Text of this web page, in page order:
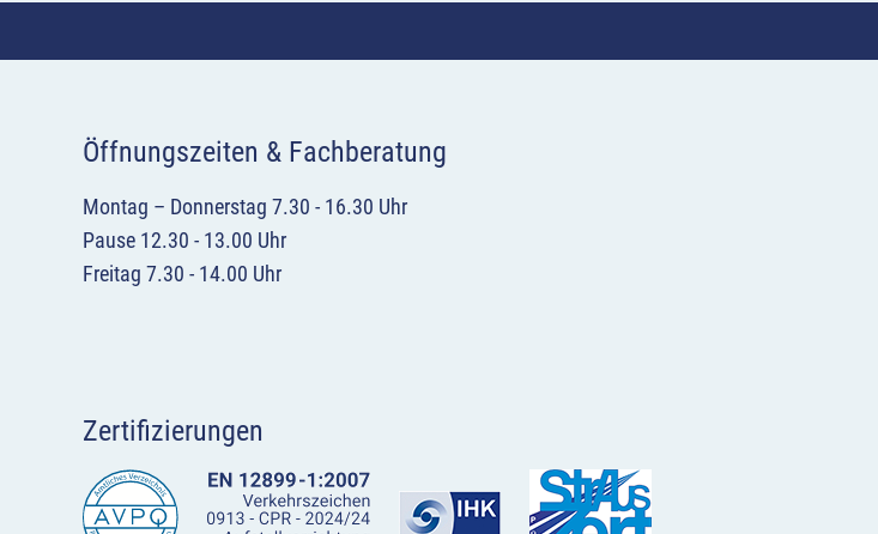
Öffnungszeiten & Fachberatung
Montag – Donnerstag 7.30 - 16.30 Uhr
Pause 12.30 - 13.00 Uhr
Freitag 7.30 - 14.00 Uhr
Zertifizierungen